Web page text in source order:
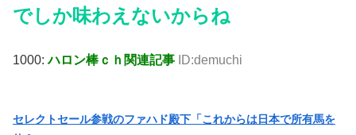
でしか味わえないからね
1000:ハロン棒ｃｈ関連記事 ID:demuchi
セレクトセール参戦のファハド殿下「これからは日本で所有馬を